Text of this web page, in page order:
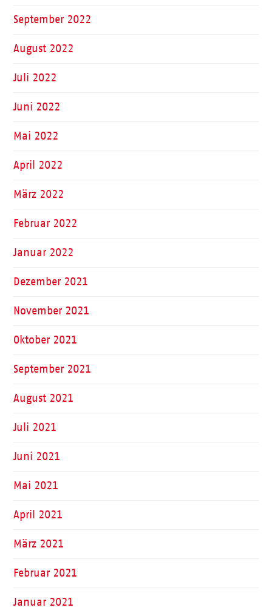
September 2022
August 2022
Juli 2022
Juni 2022
Mai 2022
April 2022
März 2022
Februar 2022
Januar 2022
Dezember 2021
November 2021
Oktober 2021
September 2021
August 2021
Juli 2021
Juni 2021
Mai 2021
April 2021
März 2021
Februar 2021
Januar 2021